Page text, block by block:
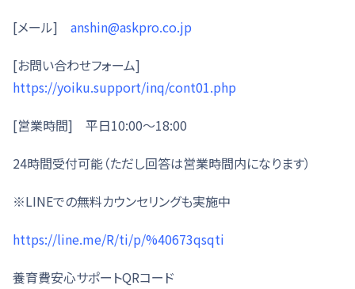
[メール] anshin@askpro.co.jp
[お問い合わせフォーム]
https://yoiku.support/inq/cont01.php
[営業時間] 平日10:00～18:00
24時間受付可能（ただし回答は営業時間内になります）
※LINEでの無料カウンセリングも実施中
https://line.me/R/ti/p/%40673qsqti
養育費安心サポートQRコード